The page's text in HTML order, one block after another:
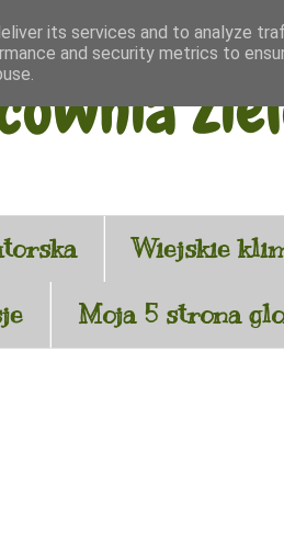
Wiejskie
Moja 5 strona
its services and to analyze
and security metrics to